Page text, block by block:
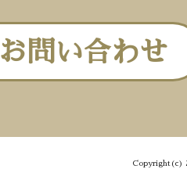
お問い合わせ
Copyright(c)